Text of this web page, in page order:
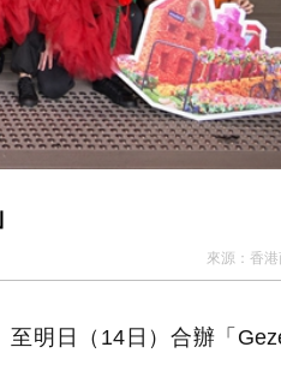
來源： 香港
明日（14日）合辦「